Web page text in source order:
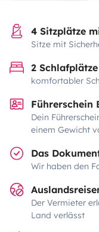
4 Sitzplätze
Sitze mit
2 Schlafplätze
komfortabler
Führerschein
Dein
einem Gewicht
Das
Wir haben den
Der Vermieter
Land verlässt